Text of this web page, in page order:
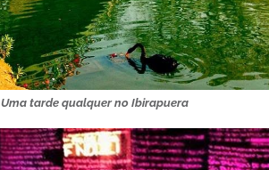
Uma tarde qualquer no Ibirapuera